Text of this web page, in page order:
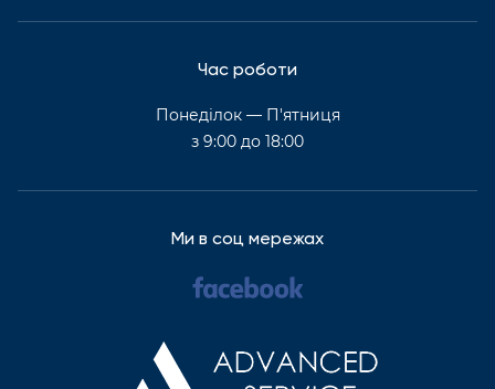
Час роботи
Понеділок — П'ятниця
з 9:00 до 18:00
Ми в соц мережах